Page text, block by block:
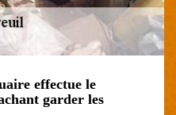
effectue le
garder les